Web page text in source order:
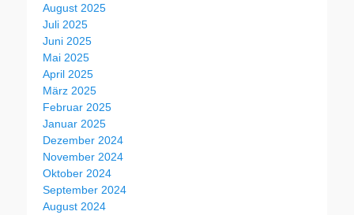
August 2025
Juli 2025
Juni 2025
Mai 2025
April 2025
März 2025
Februar 2025
Januar 2025
Dezember 2024
November 2024
Oktober 2024
September 2024
August 2024